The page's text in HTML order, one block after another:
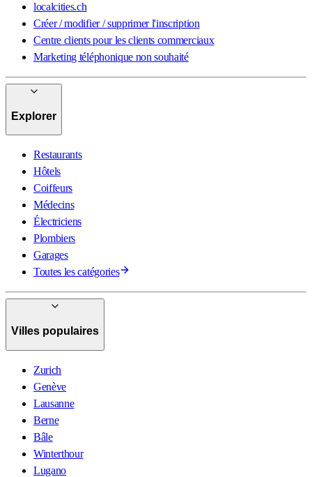
localcities.ch
Créer / modifier / supprimer l'inscription
Centre clients pour les clients commerciaux
Marketing téléphonique non souhaité
Explorer
Restaurants
Hôtels
Coiffeurs
Médecins
Électriciens
Plombiers
Garages
Toutes les catégories
Villes populaires
Zurich
Genève
Lausanne
Berne
Bâle
Winterthour
Lugano